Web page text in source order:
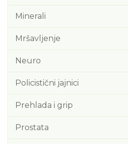
Minerali
Mršavljenje
Neuro
Policistični jajnici
Prehlada i grip
Prostata